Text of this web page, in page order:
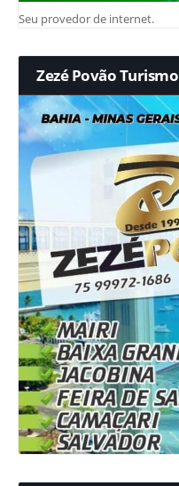
Seu provedor de internet.
Zezé Povão Turismo